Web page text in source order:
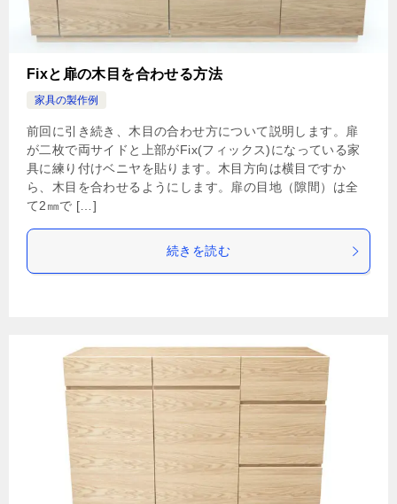
Fixと扉の木目を合わせる方法
家具の製作例
前回に引き続き、木目の合わせ方について説明します。扉
が二枚で両サイドと上部がFix(フィックス)になっている家
具に練り付けベニヤを貼ります。木目方向は横目ですか
ら、木目を合わせるようにします。扉の目地（隙間）は全
て2㎜で […]
続きを読む